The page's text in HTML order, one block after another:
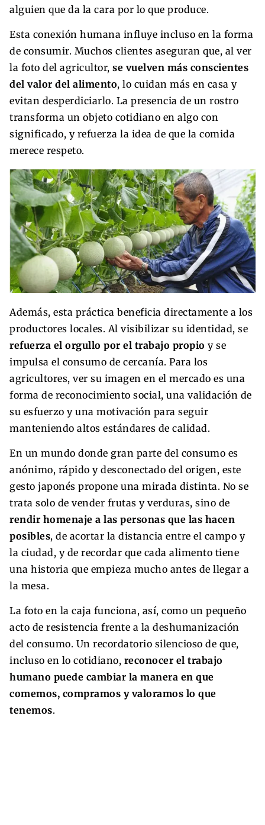
alguien que da la cara por lo que produce.
Esta conexión humana influye incluso en la forma
de consumir. Muchos clientes aseguran que, al ver
la foto del agricultor, se vuelven más conscientes
del valor del alimento, lo cuidan más en casa y
evitan desperdiciarlo. La presencia de un rostro
transforma un objeto cotidiano en algo con
significado, y refuerza la idea de que la comida
merece respeto.
Además, esta práctica beneficia directamente a los
productores locales. Al visibilizar su identidad, se
refuerza el orgullo por el trabajo propio y se
impulsa el consumo de cercanía. Para los
agricultores, ver su imagen en el mercado es una
forma de reconocimiento social, una validación de
su esfuerzo y una motivación para seguir
manteniendo altos estándares de calidad.
En un mundo donde gran parte del consumo es
anónimo, rápido y desconectado del origen, este
gesto japonés propone una mirada distinta. No se
trata solo de vender frutas y verduras, sino de
rendir homenaje a las personas que las hacen
posibles, de acortar la distancia entre el campo y
la ciudad, y de recordar que cada alimento tiene
una historia que empieza mucho antes de llegar a
la mesa.
La foto en la caja funciona, así, como un pequeño
acto de resistencia frente a la deshumanización
del consumo. Un recordatorio silencioso de que,
incluso en lo cotidiano, reconocer el trabajo
humano puede cambiar la manera en que
comemos, compramos y valoramos lo que
tenemos.